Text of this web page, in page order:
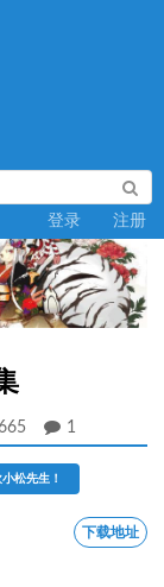
登录 注册
1
松先生！
下载地址